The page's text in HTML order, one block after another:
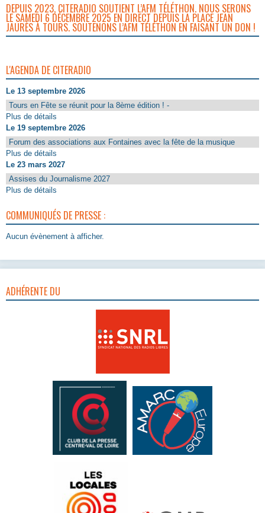
DEPUIS 2023, CITERADIO SOUTIENT L’AFM TÉLÉTHON. NOUS SERONS
LE SAMEDI 6 DÉCEMBRE 2025 EN DIRECT DEPUIS LA PLACE JEAN
JAURÈS À TOURS. SOUTENONS L’AFM TÉLÉTHON EN FAISANT UN DON !
L'AGENDA DE CITERADIO
Le 13 septembre 2026
Tours en Fête se réunit pour la 8ème édition ! -
Plus de détails
Le 19 septembre 2026
Forum des associations aux Fontaines avec la fête de la musique
Plus de détails
Le 23 mars 2027
Assises du Journalisme 2027
Plus de détails
COMMUNIQUÉS DE PRESSE :
Aucun évènement à afficher.
ADHÉRENTE DU